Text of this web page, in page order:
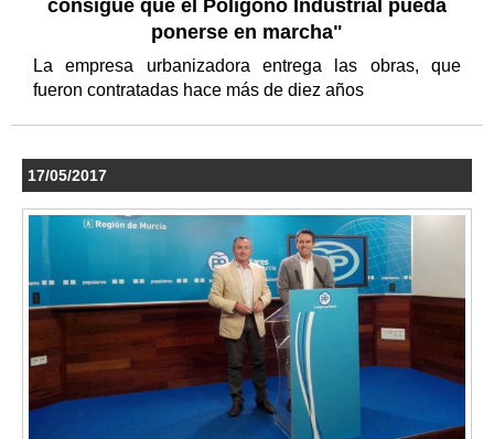
consigue que el Polígono Industrial pueda
ponerse en marcha"
La empresa urbanizadora entrega las obras, que
fueron contratadas hace más de diez años
17/05/2017